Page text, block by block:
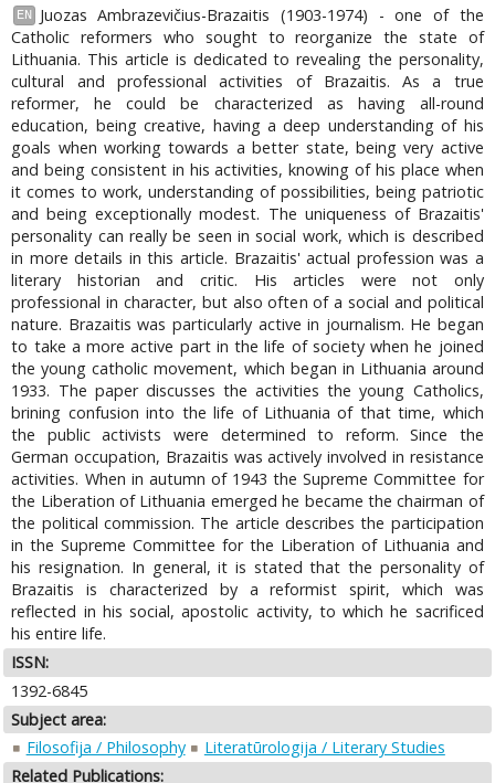
EN
Juozas Ambrazevičius-Brazaitis (1903-1974) - one of the
Catholic reformers who sought to reorganize the state of
Lithuania. This article is dedicated to revealing the personality,
cultural and professional activities of Brazaitis. As a true
reformer, he could be characterized as having all-round
education, being creative, having a deep understanding of his
goals when working towards a better state, being very active
and being consistent in his activities, knowing of his place when
it comes to work, understanding of possibilities, being patriotic
and being exceptionally modest. The uniqueness of Brazaitis'
personality can really be seen in social work, which is described
in more details in this article. Brazaitis' actual profession was a
literary historian and critic. His articles were not only
professional in character, but also often of a social and political
nature. Brazaitis was particularly active in journalism. He began
to take a more active part in the life of society when he joined
the young catholic movement, which began in Lithuania around
1933. The paper discusses the activities the young Catholics,
brining confusion into the life of Lithuania of that time, which
the public activists were determined to reform. Since the
German occupation, Brazaitis was actively involved in resistance
activities. When in autumn of 1943 the Supreme Committee for
the Liberation of Lithuania emerged he became the chairman of
the political commission. The article describes the participation
in the Supreme Committee for the Liberation of Lithuania and
his resignation. In general, it is stated that the personality of
Brazaitis is characterized by a reformist spirit, which was
reflected in his social, apostolic activity, to which he sacrificed
his entire life.
ISSN:
1392-6845
Subject area:
Filosofija / Philosophy
Literatūrologija / Literary Studies
Related Publications: